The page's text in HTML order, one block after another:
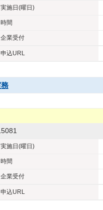
実施日 (曜日)
時間
企業受付
申込URL
実施日 (曜日)
時間
企業受付
申込URL